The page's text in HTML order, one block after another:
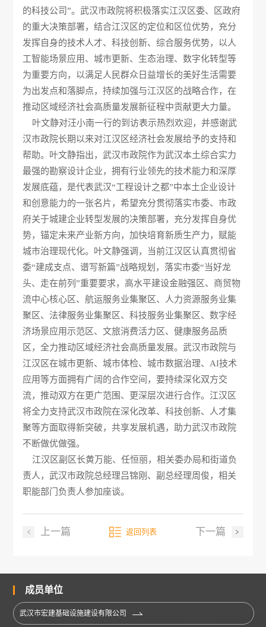
的科技公司”。武汉市政院将积极落实江汉区委、区政府
的重大决策部署，结合江汉区的定位和区位优势，充分
发挥自身的技术人才、科技创新、综合服务优势，以人
工智能场景应用、城市更新、生态治理、数字化转型等
为重要方向，以满足人民群众日益增长的美好生活需要
为出发点和落脚点，持续加强与江汉区的战略合作，在
推动区域经济社会高质量发展新征程中贡献更大力量。
叶文静对汪小南一行的到访表示热烈欢迎，并感谢武
汉市政院长期以来对江汉区经济社会发展给予的支持和
帮助。叶文静指出，武汉市政院作为武汉本土综合实力
最强的勘察设计企业，拥有行业领先的技术能力和深厚
发展底蕴，是代表武汉“工程设计之都”中本土企业设计
和创意能力的一张名片，希望充分贯彻落实市委、市政
府关于城建企业转型发展的决策部署，充分发挥自身优
势，锚定未来产业新方向，加快培育新质生产力，赋能
城市治理现代化。叶文静强调，当前江汉区认真贯彻省
委“建成支点、谱写新篇”战略规划，落实市委“当好龙
头、走在前列”重要要求，高水平建设金融强区、商贸物
流中心核心区、航运服务业集聚区、人力资源服务业集
聚区、法律服务业集聚区、科技服务业集聚区、数字经
济场景应用示范区、文旅消费活力区、健康服务品质
区，全力推动区域经济社会高质量发展。武汉市政院与
江汉区在城市更新、城市体检、城市数据治理、AI技术
应用等方面拥有广阔的合作空间，要持续深化双方交
流，推动双方在更广范围、更深层次进行合作。江汉区
将全力支持武汉市政院在深化改革、科技创新、人才集
聚等方面取得新突破，共享发展机遇，助力武汉市政院
不断做优做强。
江汉区副区长黄万能、任恒丽，相关委办局和街道负
责人，武汉市政院总经理吕锦刚、副总经理周俊，相关
职能部门负责人参加座谈。
上一篇 返回列表 下一篇
成员单位
武汉市宏建基础设施建设有限公司